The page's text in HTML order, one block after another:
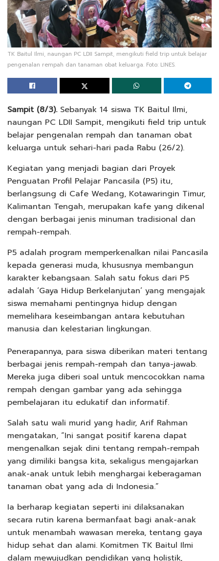
TK Baitul Ilmi, naungan PC LDII Sampit, mengikuti field trip untuk belajar
pengenalan rempah dan tanaman obat keluarga. Foto: LINES.
Sampit (8/3).Sebanyak 14 siswa TK Baitul Ilmi,
naungan PC LDII Sampit, mengikuti field trip untuk
belajar pengenalan rempah dan tanaman obat
keluarga untuk sehari-hari pada Rabu (26/2).
Kegiatan yang menjadi bagian dari Proyek
Penguatan Profil Pelajar Pancasila (P5) itu,
berlangsung di Cafe Wedang, Kotawaringin Timur,
Kalimantan Tengah, merupakan kafe yang dikenal
dengan berbagai jenis minuman tradisional dan
rempah-rempah.
P5 adalah program memperkenalkan nilai Pancasila
kepada generasi muda, khususnya membangun
karakter kebangsaan. Salah satu fokus dari P5
adalah ‘Gaya Hidup Berkelanjutan’ yang mengajak
siswa memahami pentingnya hidup dengan
memelihara keseimbangan antara kebutuhan
manusia dan kelestarian lingkungan.
Penerapannya, para siswa diberikan materi tentang
berbagai jenis rempah-rempah dan tanya-jawab.
Mereka juga diberi soal untuk mencocokkan nama
rempah dengan gambar yang ada sehingga
pembelajaran itu edukatif dan informatif.
Salah satu wali murid yang hadir, Arif Rahman
mengatakan, “Ini sangat positif karena dapat
mengenalkan sejak dini tentang rempah-rempah
yang dimiliki bangsa kita, sekaligus mengajarkan
anak-anak untuk lebih menghargai keberagaman
tanaman obat yang ada di Indonesia.”
Ia berharap kegiatan seperti ini dilaksanakan
secara rutin karena bermanfaat bagi anak-anak
untuk menambah wawasan mereka, tentang gaya
hidup sehat dan alami. Komitmen TK Baitul Ilmi
dalam mewujudkan pendidikan yang holistik,